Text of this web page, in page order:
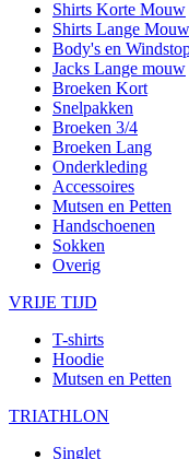
Shirts Korte Mouw
Shirts Lange Mouw
Body's en
Jacks Lange mouw
Broeken Kort
Snelpakken
Broeken 3/4
Broeken Lang
Onderkleding
Accessoires
Mutsen en Petten
Handschoenen
Sokken
Overig
VRIJE TIJD
T-shirts
Hoodie
Mutsen en Petten
TRIATHLON
Singlet